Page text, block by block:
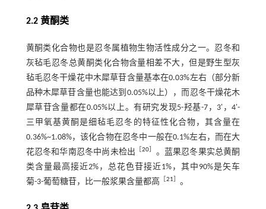
2.2 黄酮类
黄酮类化合物也是忍冬属植物生物活性成分之一。忍冬和
灰毡毛忍冬总黄酮类化合物含量相差不大，但是野生型灰
毡毛忍冬干燥花中木犀草苷含量基本在0.03%左右（部分新
品种木犀草苷含量也能达到0.05%以上），而忍冬干燥花木
犀草苷含量都在0.05%以上。有研究发现5-羟基-7，3'，4'-
三甲氧基黄酮是细毡毛忍冬的特征性化合物，其含量在
0.36%~1.08%，该化合物在忍冬中一般在0.1%左右，而在大
花忍冬和华南忍冬中尚未检出 ［20
。蓝果忍冬果实总黄酮
类含量最高接近2%，总花色苷接近1%，其中90%是矢车
菊-3-葡萄糖苷，比一般浆果含量都高［ 21 。